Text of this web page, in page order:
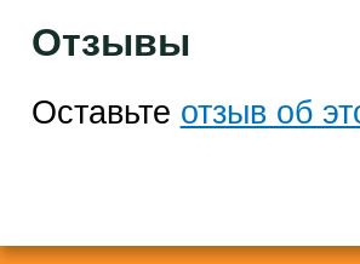
Отзывы
Оставьте отзыв об